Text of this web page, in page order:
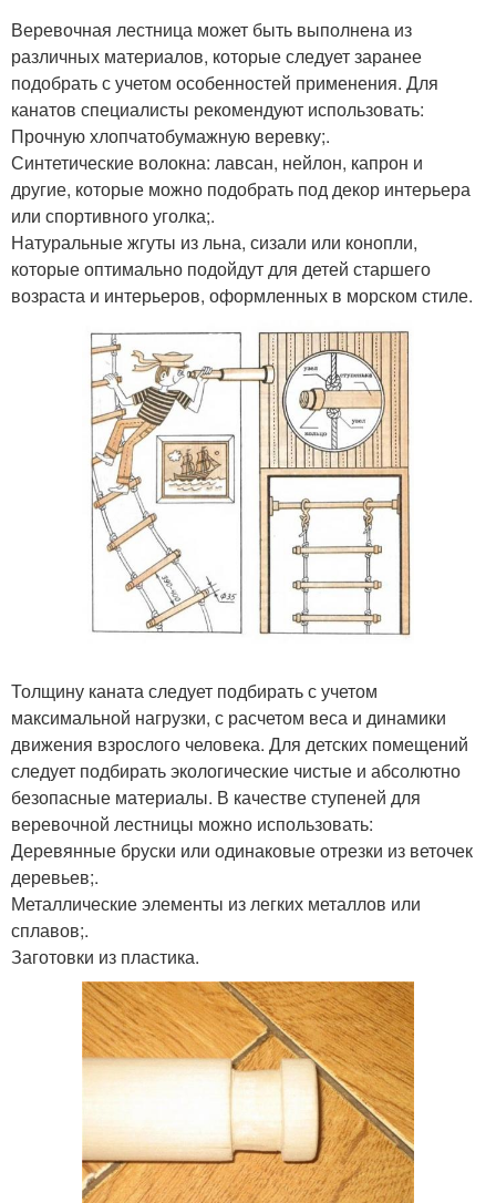
Веревочная лестница может быть выполнена из
различных материалов, которые следует заранее
подобрать с учетом особенностей применения. Для
канатов специалисты рекомендуют использовать:
Прочную хлопчатобумажную веревку;.
Синтетические волокна: лавсан, нейлон, капрон и
другие, которые можно подобрать под декор интерьера
или спортивного уголка;.
Натуральные жгуты из льна, сизали или конопли,
которые оптимально подойдут для детей старшего
возраста и интерьеров, оформленных в морском стиле.
Толщину каната следует подбирать с учетом
максимальной нагрузки, с расчетом веса и динамики
движения взрослого человека. Для детских помещений
следует подбирать экологические чистые и абсолютно
безопасные материалы. В качестве ступеней для
веревочной лестницы можно использовать:
Деревянные бруски или одинаковые отрезки из веточек
деревьев;.
Металлические элементы из легких металлов или
сплавов;.
Заготовки из пластика.